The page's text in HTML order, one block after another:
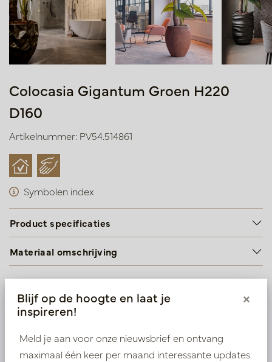
Colocasia Gigantum Groen H220
D160
Artikelnummer: PV54.514861
Symbolen index
Product specificaties
Materiaal omschrijving
Wij leveren enkel B2B
krijgen tot onze exclusieve prijzen.
Blijf op de hoogte en laat je
inspireren!
×
Meld je aan voor onze nieuwsbrief en ontvang
maximaal één keer per maand interessante updates.